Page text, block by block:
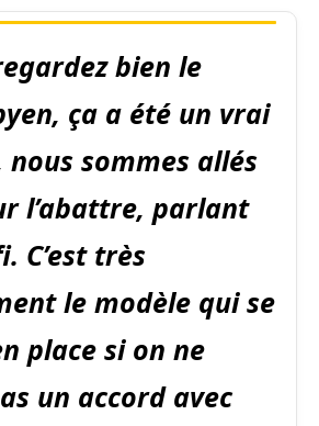
bien le
ça a été un vrai
nous sommes allés
l’abattre, parlant
C’est très
le modèle qui se
place si on ne
un accord avec